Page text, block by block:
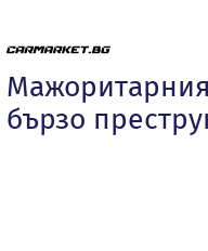
бързо